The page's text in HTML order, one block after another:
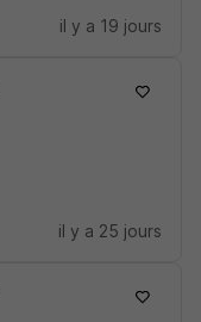
il y a 19 jours
il y a 25 jours